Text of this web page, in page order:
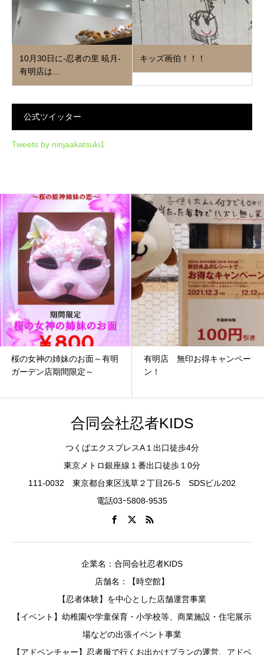
10月30日に‐忍者の里 暁月‐
有明店は...
キッズ画伯！！！
公式ツイッター
Tweets by ninjaakatsuki1
有明店 無印お得キャンペー
ン！
マイリーズバー
合同会社忍者KIDS
つくばエクスプレスA１出口徒歩4分
東京メトロ銀座線１番出口徒歩１0分
111-0032 東京都台東区浅草２丁目26-5 SDSビル202
電話03ｰ5808-9535
企業名：合同会社忍者KIDS
店舗名：【時空館】
【忍者体験】を中心とした店舗運営事業
【イベント】幼稚園や学童保育・小学校等、商業施設・住宅展示
場などの出張イベント事業
【アドベンチャー】忍者服で行くお出かけプランの運営、アドベ